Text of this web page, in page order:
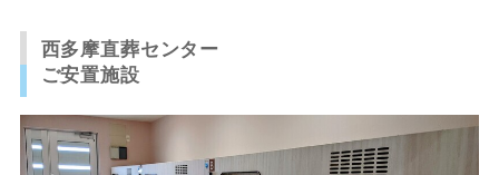
西多摩直葬センター
ご安置施設